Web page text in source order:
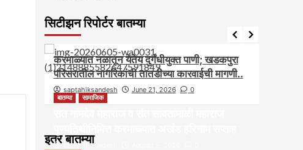
सिटीझन रिपोर्टर बातम्या
आरोग्य आवाज जनतेचा बातम्या
करमाळ्यात नळातून येतेय दुर्गंधीयुक्त पाणी; खडकपुरा
परिसरातील नागरिकांची तातडीच्या कारवाईची मागणी..
saptahiksandesh June 21, 2026 0
इतर बातम्या
बातम्या सामाजिक
saptahiksandesh